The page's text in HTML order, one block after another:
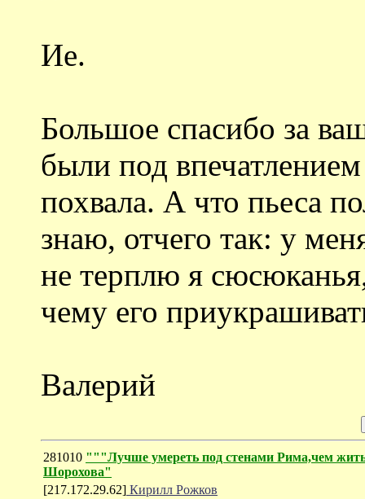
Ие.
Большое спасибо за
были под
похвала. А что пьеса
знаю, отчего так: у
не терплю я
чему его
Валерий
281010 """Лучше умереть под стенами Рима,чем жить
Шорохова"
[217.172.29.62] Кирилл Рожков